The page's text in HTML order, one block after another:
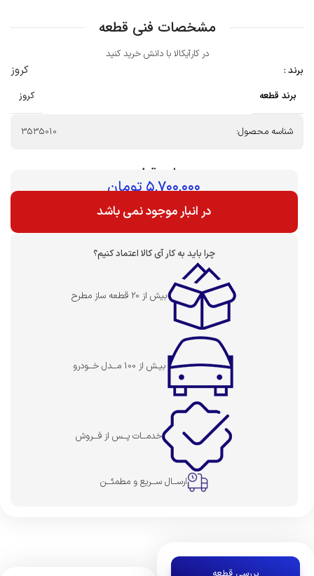
مشخصات فنی قطعه
در کارآیکالا با دانش خرید کنید
برند :
کروز
برند قطعه کروز
شناسه محصول: 3535010
بهای قطعه :
۵,۷۰۰,۰۰۰تومان
در انبار موجود نمی باشد
چرا باید به کار آی کالا اعتماد کنیم؟
بیش از 20 قطعه ساز مطرح
بیـش از 100 مــدل خــودرو
خدمــات پــس از فــروش
ارســال ســریع و مطمئــن